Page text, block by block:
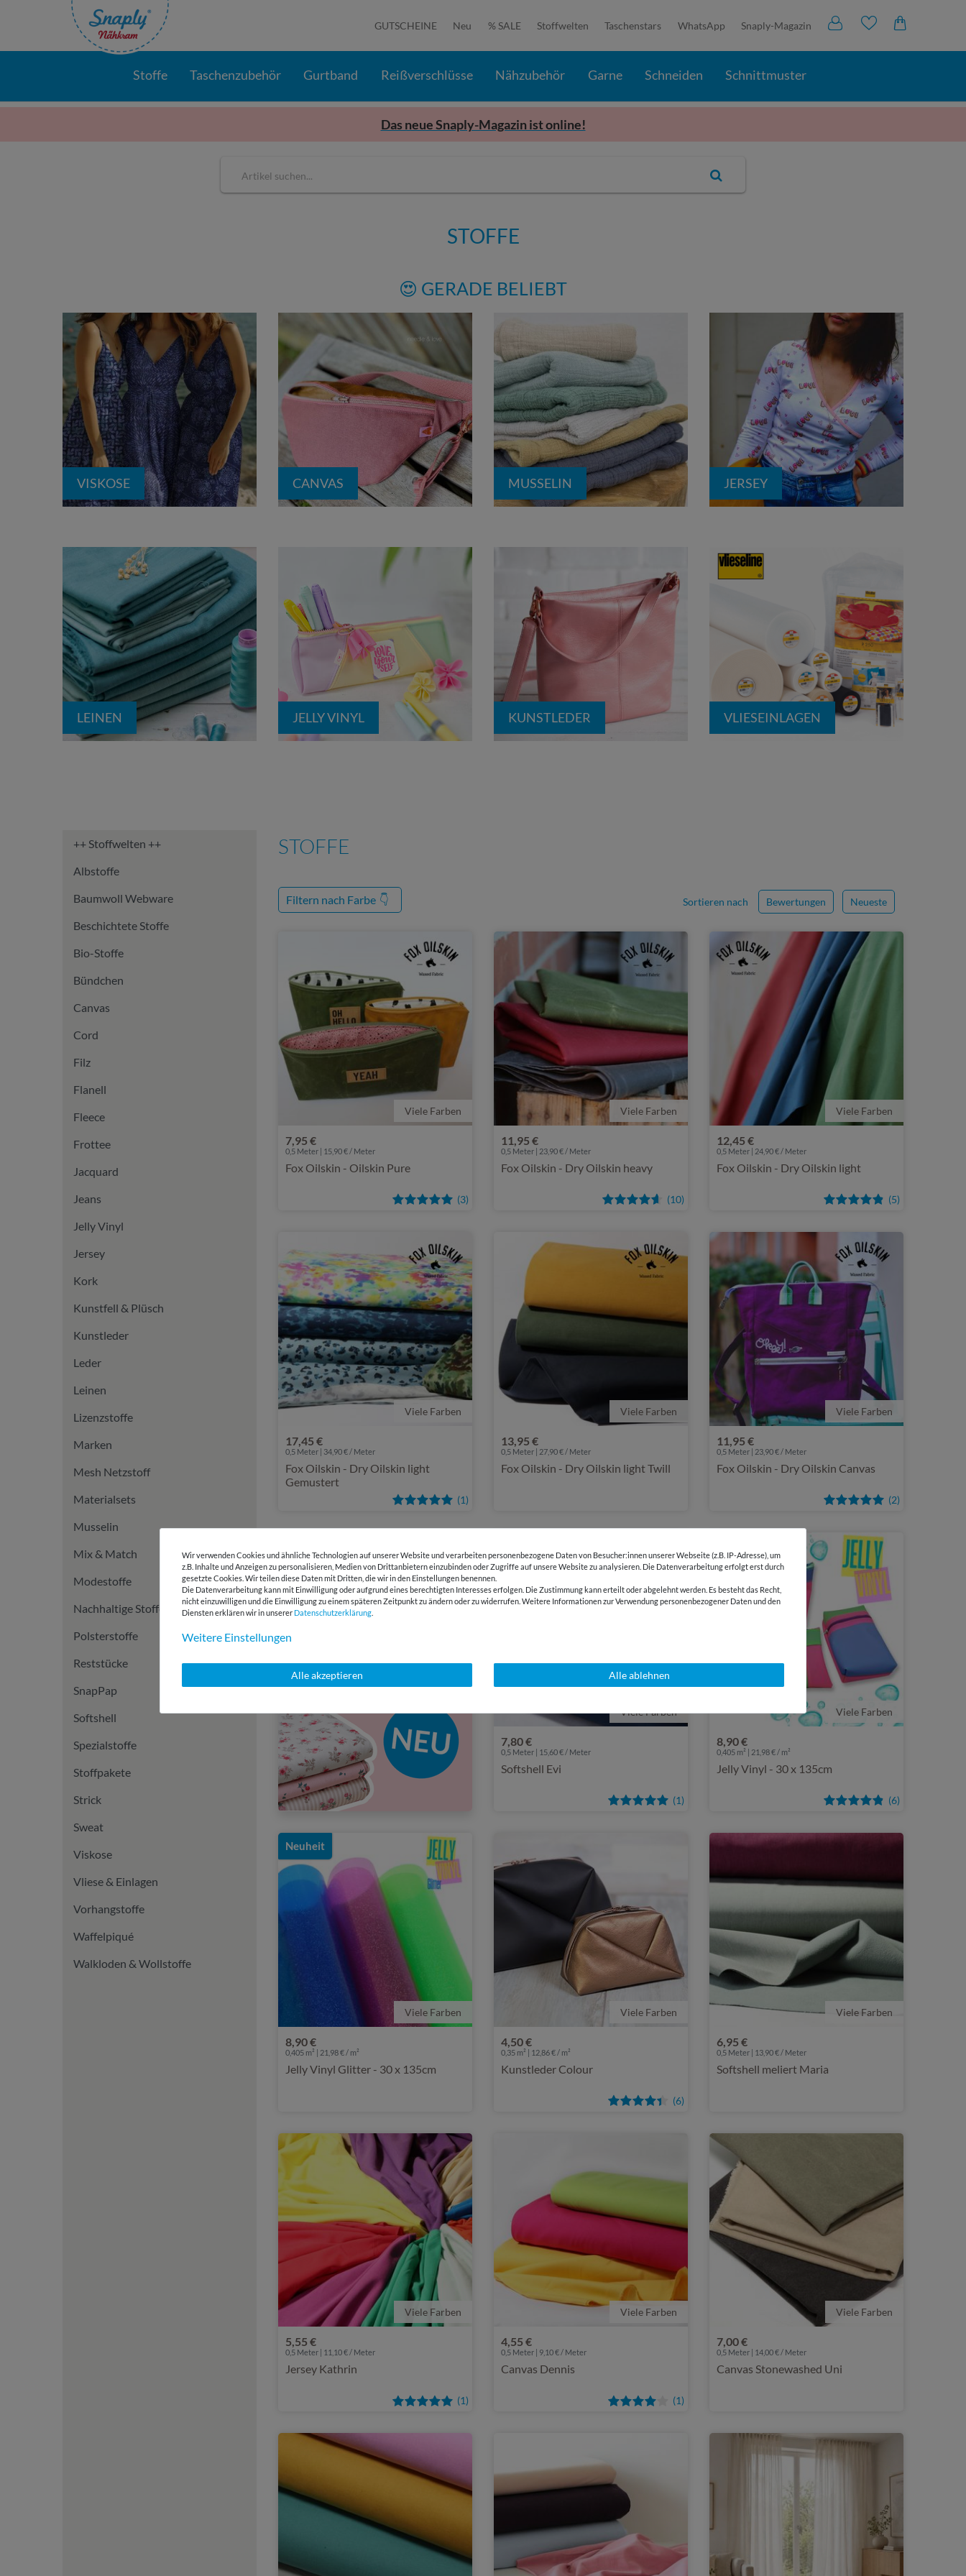
GUTSCHEINE Neu % SALE Stoffwelten Taschenstars WhatsApp Snaply-Magazin
Stoffe Taschenzubehör Gurtband Reißverschlüsse Nähzubehör Garne Schneiden Schnittmuster
Das neue Snaply-Magazin ist online!
STOFFE
😍 GERADE BELIEBT
VISKOSE CANVAS MUSSELIN JERSEY
LEINEN JELLY VINYL KUNSTLEDER VLIESEINLAGEN
++ Stoffwelten ++
Albstoffe
Baumwoll Webware
Beschichtete Stoffe
Bio-Stoffe
Bündchen
Canvas
Cord
Filz
Flanell
Fleece
Frottee
Jacquard
Jeans
Jelly Vinyl
Jersey
Kork
Kunstfell & Plüsch
Kunstleder
Leder
Leinen
Lizenzstoffe
Marken
Mesh Netzstoff
Materialsets
Musselin
Mix & Match
Modestoffe
Nachhaltige Stoffe
Polsterstoffe
Reststücke
SnapPap
Softshell
Spezialstoffe
Stoffpakete
Strick
Sweat
Viskose
Vliese & Einlagen
Vorhangstoffe
Waffelpiqué
Walkloden & Wollstoffe
STOFFE
Filtern nach Farbe 👇 Sortieren nach Bewertungen Neueste
Viele Farben
7,95 €
(3)
0,5 Meter | 15,90 € / Meter
Fox Oilskin - Oilskin Pure
Viele Farben
11,95 €
(10)
0,5 Meter | 23,90 € / Meter
Fox Oilskin - Dry Oilskin heavy
Viele Farben
12,45 €
(5)
0,5 Meter | 24,90 € / Meter
Fox Oilskin - Dry Oilskin light
Viele Farben
17,45 €
(1)
0,5 Meter | 34,90 € / Meter
Fox Oilskin - Dry Oilskin light
Gemustert
Viele Farben
13,95 €
0,5 Meter | 27,90 € / Meter
Fox Oilskin - Dry Oilskin light Twill
Viele Farben
11,95 €
(2)
0,5 Meter | 23,90 € / Meter
Fox Oilskin - Dry Oilskin Canvas
Viele Farben
7,80 €
(1)
0,5 Meter | 15,60 € / Meter
Softshell Evi
Viele Farben
8,90 €
(6)
0,405 m² | 21,98 € / m²
Jelly Vinyl - 30 x 135cm
Neuheit
Viele Farben
8,90 €
0,405 m² | 21,98 € / m²
Jelly Vinyl Glitter - 30 x 135cm
Viele Farben
4,50 €
(6)
0,35 m² | 12,86 € / m²
Kunstleder Colour
Viele Farben
6,95 €
0,5 Meter | 13,90 € / Meter
Softshell meliert Maria
Viele Farben
5,55 €
(1)
0,5 Meter | 11,10 € / Meter
Jersey Kathrin
Viele Farben
4,55 €
(1)
0,5 Meter | 9,10 € / Meter
Canvas Dennis
Viele Farben
7,00 €
0,5 Meter | 14,00 € / Meter
Canvas Stonewashed Uni
Wir verwenden Cookies und ähnliche Technologien auf unserer Website und verarbeiten personenbezogene Daten von Besucher:innen unserer Webseite (z.B. IP-Adresse), um
z.B. Inhalte und Anzeigen zu personalisieren, Medien von Drittanbietern einzubinden oder Zugriffe auf unsere Website zu analysieren. Die Datenverarbeitung erfolgt erst durch
gesetzte Cookies. Wir teilen diese Daten mit Dritten, die wir in den Einstellungen benennen.
Die Datenverarbeitung kann mit Einwilligung oder aufgrund eines berechtigten Interesses erfolgen. Die Zustimmung kann erteilt oder abgelehnt werden. Es besteht das Recht,
nicht einzuwilligen und die Einwilligung zu einem späteren Zeitpunkt zu ändern oder zu widerrufen. Weitere Informationen zur Verwendung personenbezogener Daten und den
Diensten erklären wir in unserer Daten­schutz­erklärung
Weitere Einstellungen
Alle akzeptieren Alle ablehnen